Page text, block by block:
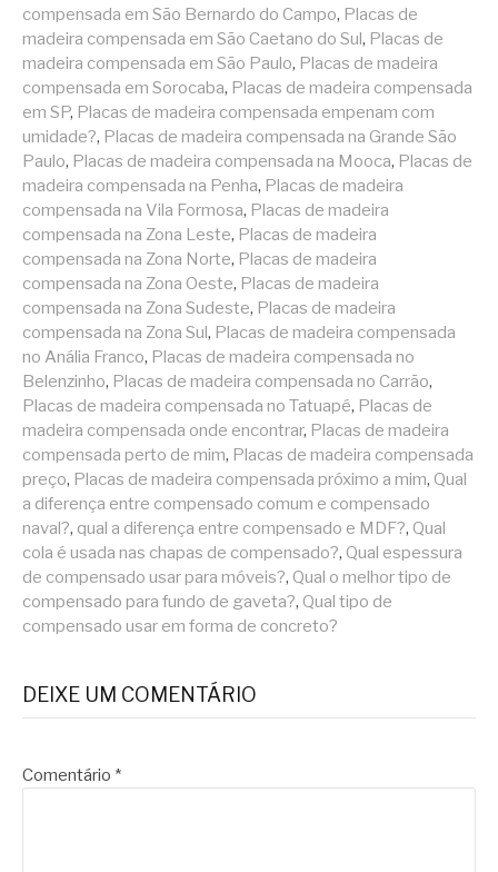
compensada em São Bernardo do Campo, Placas de
madeira compensada em São Caetano do Sul, Placas de
madeira compensada em São Paulo, Placas de madeira
compensada em Sorocaba, Placas de madeira compensada
em SP, Placas de madeira compensada empenam com
umidade?, Placas de madeira compensada na Grande São
Paulo, Placas de madeira compensada na Mooca, Placas de
madeira compensada na Penha, Placas de madeira
compensada na Vila Formosa, Placas de madeira
compensada na Zona Leste, Placas de madeira
compensada na Zona Norte, Placas de madeira
compensada na Zona Oeste, Placas de madeira
compensada na Zona Sudeste, Placas de madeira
compensada na Zona Sul, Placas de madeira compensada
no Anália Franco, Placas de madeira compensada no
Belenzinho, Placas de madeira compensada no Carrão,
Placas de madeira compensada no Tatuapé, Placas de
madeira compensada onde encontrar, Placas de madeira
compensada perto de mim, Placas de madeira compensada
preço, Placas de madeira compensada próximo a mim, Qual
a diferença entre compensado comum e compensado
naval?, qual a diferença entre compensado e MDF?, Qual
cola é usada nas chapas de compensado?, Qual espessura
de compensado usar para móveis?, Qual o melhor tipo de
compensado para fundo de gaveta?, Qual tipo de
compensado usar em forma de concreto?
DEIXE UM COMENTÁRIO
Comentário *